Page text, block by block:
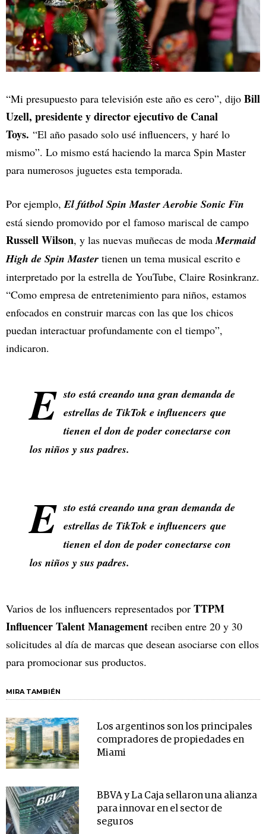
“Mi presupuesto para televisión este año es cero”, dijo Bill
Uzell, presidente y director ejecutivo de Canal
Toys. “El año pasado solo usé influencers, y haré lo
mismo”. Lo mismo está haciendo la marca Spin Master
para numerosos juguetes esta temporada.
Por ejemplo, El fútbol Spin Master Aerobie Sonic Fin
está siendo promovido por el famoso mariscal de campo
Russell Wilson, y las nuevas muñecas de modaMermaid
High de Spin Master tienen un tema musical escrito e
interpretado por la estrella de YouTube, Claire Rosinkranz.
“Como empresa de entretenimiento para niños, estamos
enfocados en construir marcas con las que los chicos
puedan interactuar profundamente con el tiempo”,
indicaron.
E sto está creando una gran demanda de
estrellas de TikTok e influencers que
tienen el don de poder conectarse con
los niños y sus padres.
E sto está creando una gran demanda de
estrellas de TikTok e influencers que
tienen el don de poder conectarse con
los niños y sus padres.
Varios de los influencers representados por TTPM
Influencer Talent Management reciben entre 20 y 30
solicitudes al día de marcas que desean asociarse con ellos
para promocionar sus productos.
MIRA TAMBIÉN
Los argentinos son los principales
compradores de propiedades en
Miami
BBVA y La Caja sellaron una alianza
para innovar en el sector de
seguros